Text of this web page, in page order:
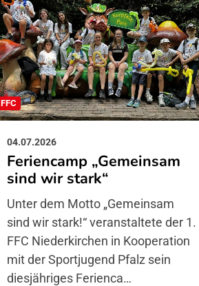
FFC
04.07.2026
Feriencamp „Gemeinsam
sind wir stark“
Unter dem Motto „Gemeinsam sind
wir stark!“ veranstaltete der 1. FFC
Niederkirchen in Kooperation mit
der Sportjugend Pfalz sein
diesjähriges Ferienca…